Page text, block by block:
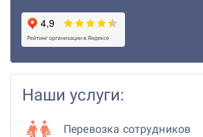
Наши услуги:
Перевозка сотрудников